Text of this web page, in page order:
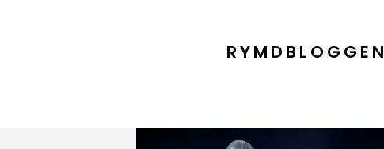
RYMDBLOGGEN